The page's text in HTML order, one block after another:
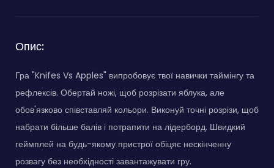
Опис:
Гра "Knifes Vs Apples" випробовує твої навички таймінгу та
рефлексів. Обертай ножі, щоб розрізати яблука, але
обов'язково співставляй кольори. Виконуй точні розрізи, щоб
набрати більше балів і потрапити на лідерборд. Швидкий
геймплей на будь-якому пристрої обіцяє нескінченну
розвагу без необхідності завантажувати гру.